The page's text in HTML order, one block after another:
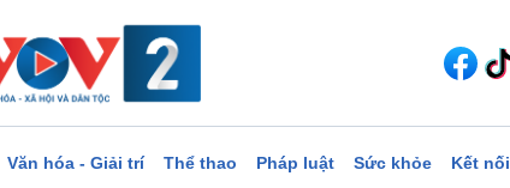
Văn hóa - Giải trí Thể thao Pháp luật Sức khỏe Kết nối